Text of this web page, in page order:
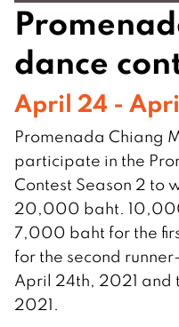
dance
April 24 -
Promenada Chiang
participate in the
Contest Season 2 to
20,000 baht.
7,000 baht for the
for the second
April 24th, 2021 and
2021.